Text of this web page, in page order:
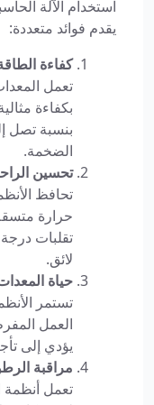
يقدم فوائد متعددة:
كفاءة
تعمل
بكفاءة
الضخمة.
تحسين
تحافظ
حرارة
تقلبات
لائق.
حياة
تستمر
العمل
يؤدي إلى
مراقبة
تعمل